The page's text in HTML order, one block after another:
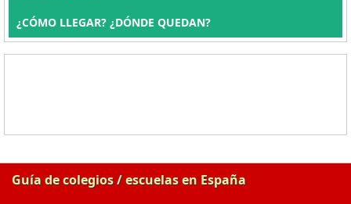
¿CÓMO LLEGAR? ¿DÓNDE QUEDAN?
Guía de colegios / escuelas en España